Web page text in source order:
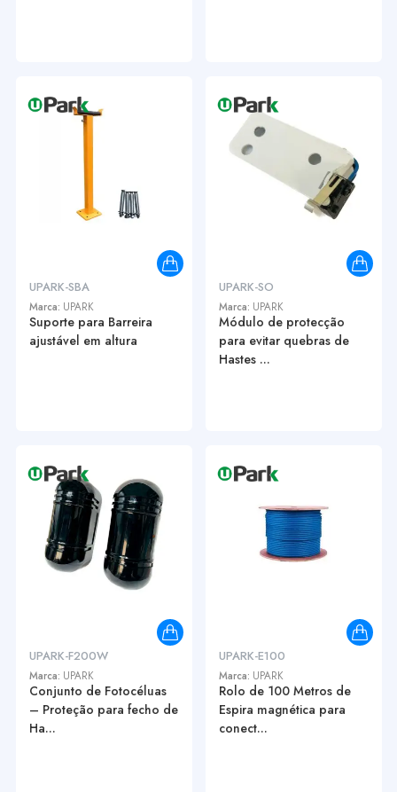
UPARK-SBA
Marca: UPARK
Suporte para Barreira
ajustável em altura
UPARK-SO
Marca: UPARK
Módulo de protecção
para evitar quebras de
Hastes ...
UPARK-F200W
Marca: UPARK
Conjunto de Fotocéluas
– Proteção para fecho de
Ha...
UPARK-E100
Marca: UPARK
Rolo de 100 Metros de
Espira magnética para
conect...